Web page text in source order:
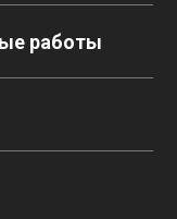
работы